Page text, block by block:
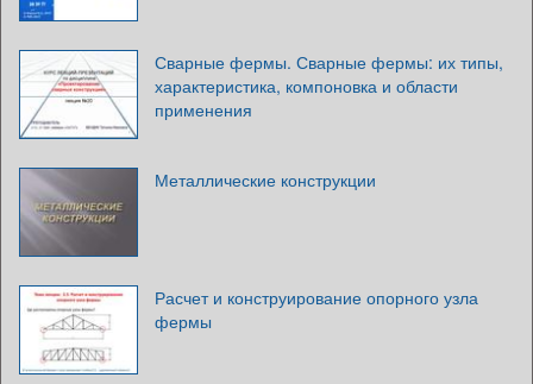
Сварные фермы. Сварные фермы: их типы,
характеристика, компоновка и области
применения
Металлические конструкции
Расчет и конструирование опорного узла
фермы